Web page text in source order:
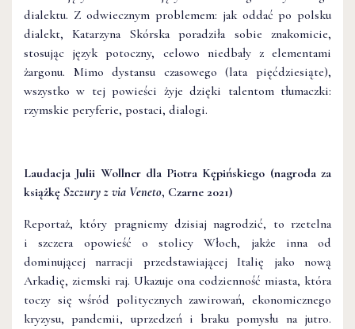
dialektu. Z odwiecznym problemem: jak oddać po polsku
dialekt, Katarzyna Skórska poradziła sobie znakomicie,
stosując język potoczny, celowo niedbały z elementami
żargonu. Mimo dystansu czasowego (lata pięćdziesiąte),
wszystko w tej powieści żyje dzięki talentom tłumaczki:
rzymskie peryferie, postaci, dialogi.
Laudacja Julii Wollner dla Piotra Kępińskiego (nagroda za
książkę Szczury z via Veneto, Czarne 2021)
Reportaż, który pragniemy dzisiaj nagrodzić, to rzetelna
i szczera opowieść o stolicy Włoch, jakże inna od
dominującej narracji przedstawiającej Italię jako nową
Arkadię, ziemski raj. Ukazuje ona codzienność miasta, która
toczy się wśród politycznych zawirowań, ekonomicznego
kryzysu, pandemii, uprzedzeń i braku pomysłu na jutro.